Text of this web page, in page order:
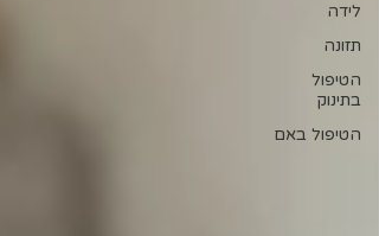
לידה
תזונה
הטיפול
בתינוק
הטיפול באם